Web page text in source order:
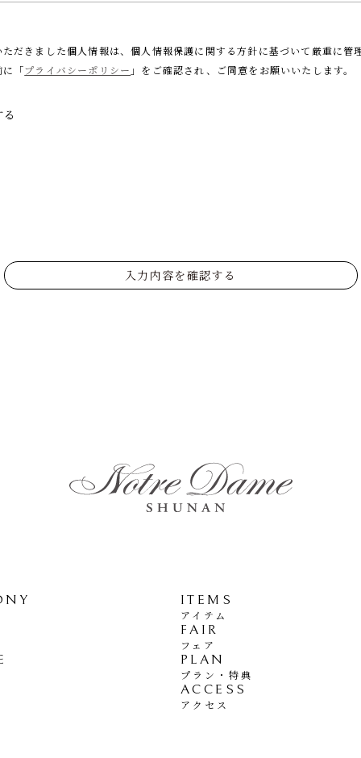
ただきました個人情報は、個人情報保護に関する方針に基づいて厳重に管
「プライバシーポリシー 」をご確認され、 ご同意をお願いいたします。
入力内容を確認する
ITEMS
アイテム
FAIR
フェア
PLAN
プラン・特典
ACCESS
アクセス